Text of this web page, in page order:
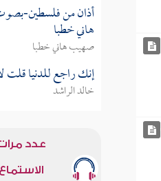
أذان من فلسطين-
هاني خطبا
صهيب هاني خطبا
إنك راجع للدنيا قلت
خالد الراشد
عدد
الاستماع